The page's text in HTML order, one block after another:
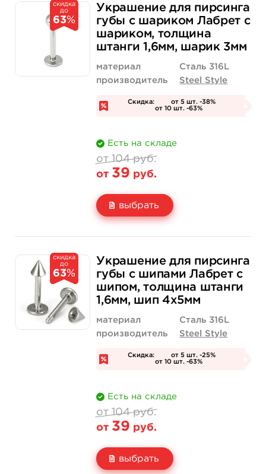
92 руб.
от 35 руб.
купить
92 руб.
от 35 руб.
нет на складе
скидка
до
63%
Украшение для пирсинга
губы с шариком Лабрет с
шариком, толщина
штанги 1,6мм, шарик 3мм
материал
Сталь 316L
производитель
Steel Style
Скидка:
от 5 шт. -38%
от 10 шт. -63%
Есть на складе
от 104 руб.
от 39 руб.
выбрать
Цена
Количество
104 руб.
от 39 руб.
купить
скидка
до
63%
Украшение для пирсинга
губы с шипами Лабрет с
шипом, толщина штанги
1,6мм, шип 4х5мм
материал
Сталь 316L
производитель
Steel Style
Скидка:
от 5 шт. -25%
от 10 шт. -63%
Есть на складе
от 104 руб.
от 39 руб.
выбрать